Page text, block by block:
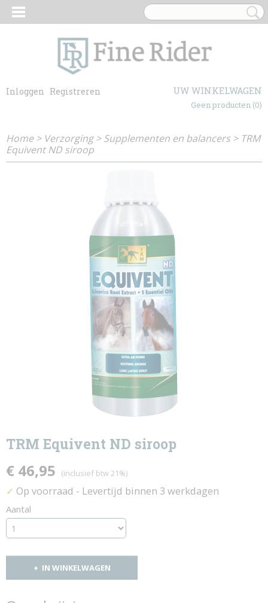
Inloggen Registreren UW WINKELWAGEN
Geen producten (0)
Home> Verzorging>Supplementen en balancers> TRM
Equivent ND siroop
TRM Equivent ND siroop
€ 46,95 (inclusief btw 21%)
✓ Op voorraad - Levertijd binnen 3 werkdagen
Aantal
IN WINKELWAGEN